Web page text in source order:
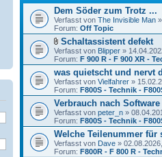
Dem Söder zum Trotz ...
Verfasst von The Invisible Man
Forum: Off Topic
Schaltassistent defekt
Verfasst von Blipper »
Forum: F 900 R - F 900 XR -
was quietscht und nervt
Verfasst von Vielfahrer »
Forum: F800S - Technik -
Verbrauch nach
Verfasst von peter_n »
Forum: F800S - Technik -
Welche Teilenummer für
Verfasst von Dave »
Forum: F800R - F 800 R -